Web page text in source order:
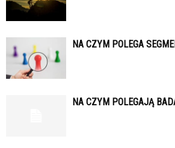
NA CZYM POLEGA
NA CZYM POLEGAJĄ